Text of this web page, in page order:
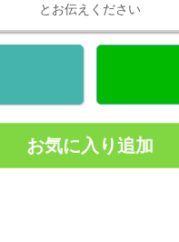
とお伝えください
お気に入り追加